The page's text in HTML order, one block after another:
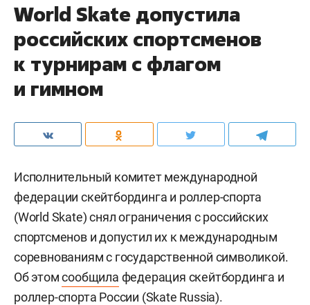
World Skate допустила
российских спортсменов
к турнирам с флагом
и гимном
Исполнительный комитет международной
федерации скейтбординга и роллер-спорта
(World Skate) снял ограничения с российских
спортсменов и допустил их к международным
соревнованиям с государственной символикой.
Об этомсообщила федерация скейтбординга и
роллер-спорта России (Skate Russia).